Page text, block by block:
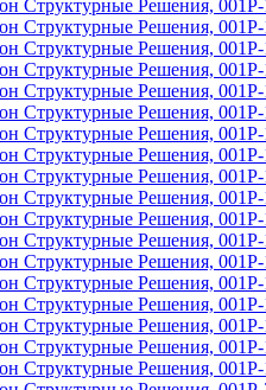
Структурные Решения, 001Р-
Структурные Решения, 001Р-
Структурные Решения, 001Р-
Структурные Решения, 001Р-
Структурные Решения, 001Р-
Структурные Решения, 001Р-
Структурные Решения, 001Р-
Структурные Решения, 001Р-
Структурные Решения, 001Р-
Структурные Решения, 001Р-
Структурные Решения, 001Р-
Структурные Решения, 001Р-
Структурные Решения, 001Р-
Структурные Решения, 001Р-
Структурные Решения, 001Р-
Структурные Решения, 001Р-
Структурные Решения, 001Р-
Структурные Решения, 001Р-